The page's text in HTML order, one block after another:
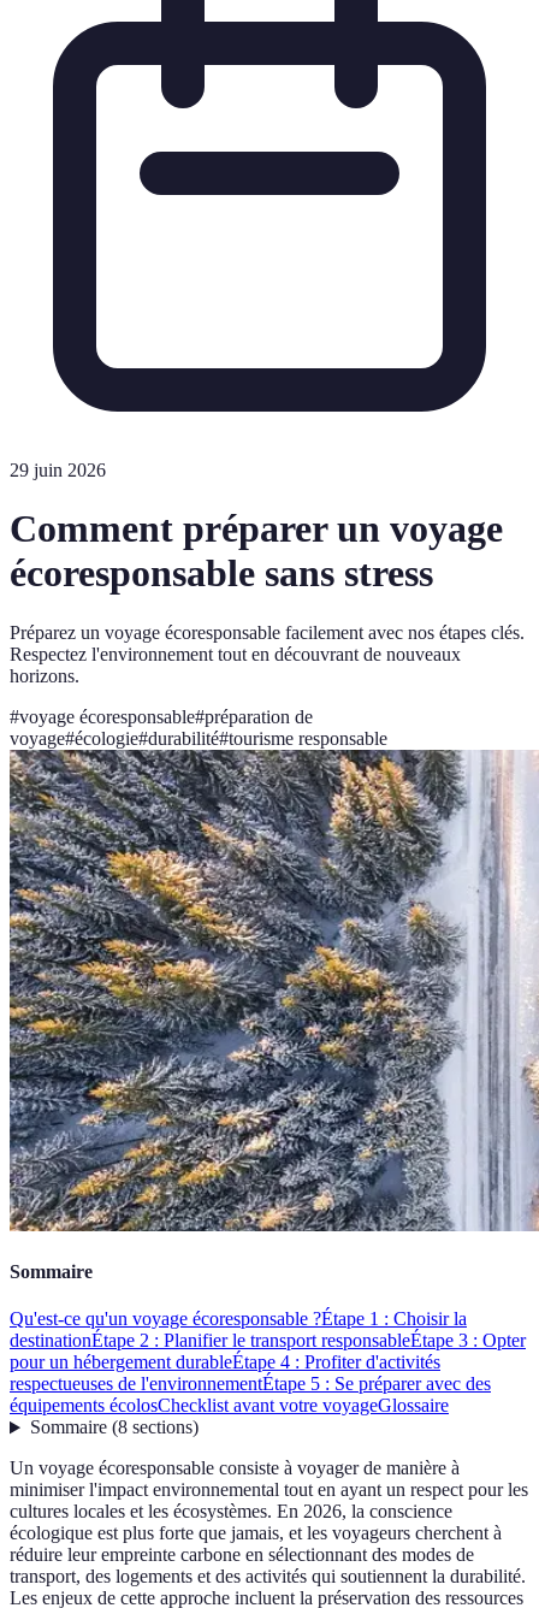
29 juin 2026
Comment préparer un voyage
écoresponsable sans stress
Préparez un voyage écoresponsable facilement avec nos étapes clés.
Respectez l'environnement tout en découvrant de nouveaux
horizons.
#voyage écoresponsable#préparation de
voyage#écologie#durabilité#tourisme responsable
Sommaire
Qu'est-ce qu'un voyage écoresponsable ?Étape 1 : Choisir la
destinationÉtape 2 : Planifier le transport responsableÉtape 3 : Opter
pour un hébergement durableÉtape 4 : Profiter d'activités
respectueuses de l'environnementÉtape 5 : Se préparer avec des
équipements écolosChecklist avant votre voyageGlossaire
Sommaire(8 sections)
Un voyage écoresponsable consiste à voyager de manière à
minimiser l'impact environnemental tout en ayant un respect pour les
cultures locales et les écosystèmes. En 2026, la conscience
écologique est plus forte que jamais, et les voyageurs cherchent à
réduire leur empreinte carbone en sélectionnant des modes de
transport, des logements et des activités qui soutiennent la durabilité.
Les enjeux de cette approche incluent la préservation des ressources